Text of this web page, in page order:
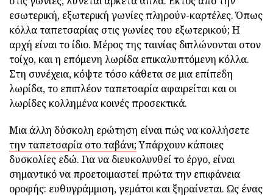
εσωτερική, εξωτερική γωνίες πληρούν-καρτέλες. Όπως
κόλλα ταπετσαρίας στις γωνίες του εξωτερικού; Η
αρχή είναι το ίδιο. Μέρος της ταινίας διπλώνονται στον
τοίχο, και η επόμενη λωρίδα επικαλυπτόμενη κόλλα.
Στη συνέχεια, κόψτε τόσο κάθετα σε μια επίπεδη
λωρίδα, το επιπλέον ταπετσαρία αφαιρείται και οι
λωρίδες κολλημένα κοινές προσεκτικά.
Μια άλλη δύσκολη ερώτηση είναι πώς να κολλήσετε
την ταπετσαρία στο ταβάνι;Υπάρχουν κάποιες
δυσκολίες εδώ. Για να διευκολυνθεί το έργο, είναι
σημαντικό να προετοιμαστεί πρώτα την επιφάνεια
οροφής: ευθυγράμμιση, γεμάτοι και ξηραίνεται. Ως ένας